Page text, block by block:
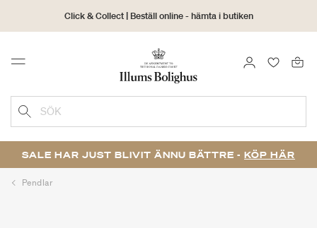
Click & Collect | Beställ online - hämta i butiken
30 dagars returrätt
Menu LOGGA IN
SÖK
SALE HAR JUST BLIVIT ÄNNU BÄTTRE - KÖP HÄR
Pendlar